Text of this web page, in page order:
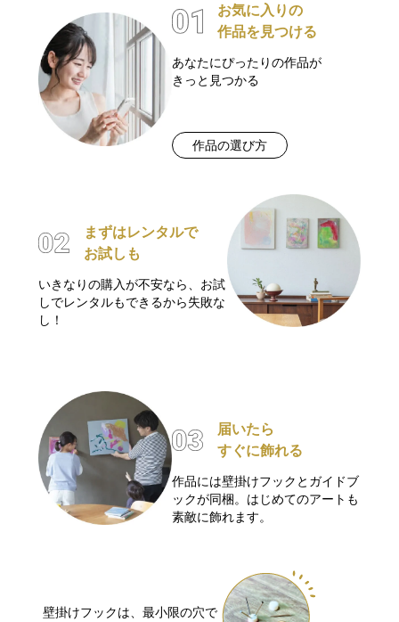
お気に入りの
作品を見つける
あなたにぴったりの作品が
きっと見つかる
作品の選び方
まずはレンタルで
お試しも
いきなりの購入が不安なら、お試
しでレンタルもできるから失敗な
し！
届いたら
すぐに飾れる
作品には壁掛けフックとガイドブ
ックが同梱。はじめてのアートも
素敵に飾れます。
壁掛けフックは、最小限の穴で